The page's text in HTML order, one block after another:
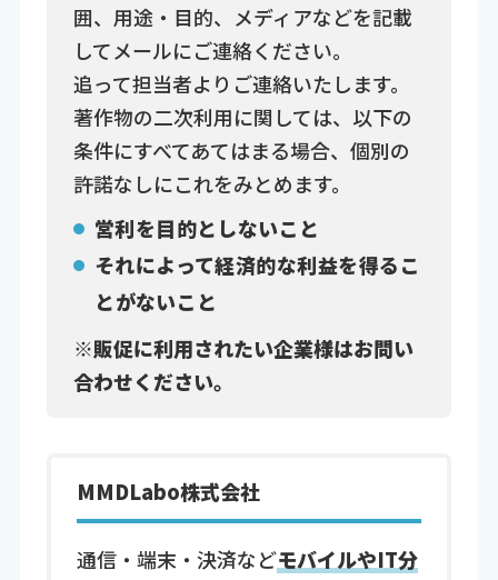
囲、用途・目的、メディアなどを記載
してメールにご連絡ください。
追って担当者よりご連絡いたします。
著作物の二次利用に関しては、以下の
条件にすべてあてはまる場合、個別の
許諾なしにこれをみとめます。
営利を目的としないこと
それによって経済的な利益を得るこ
とがないこと
※販促に利用されたい企業様はお問い
合わせください。
MMDLabo株式会社
通信・端末・決済などモバイルやIT分